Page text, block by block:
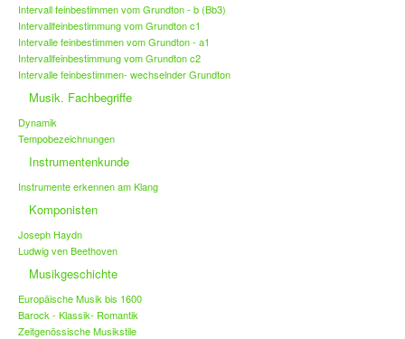
Intervall feinbestimmen vom Grundton - b (Bb3)
Intervallfeinbestimmung vom Grundton c1
Intervalle feinbestimmen vom Grundton - a1
Intervallfeinbestimmung vom Grundton c2
Intervalle feinbestimmen- wechselnder Grundton
Musik. Fachbegriffe
Dynamik
Tempobezeichnungen
Instrumentenkunde
Instrumente erkennen am Klang
Komponisten
Joseph Haydn
Ludwig ven Beethoven
Musikgeschichte
Europäische Musik bis 1600
Barock - Klassik- Romantik
Zeitgenössische Musikstile